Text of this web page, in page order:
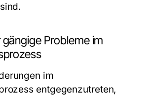
Probleme im
im
entgegenzutreten,